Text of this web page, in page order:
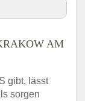
um Krakow
AM
gibt, lässt
sorgen